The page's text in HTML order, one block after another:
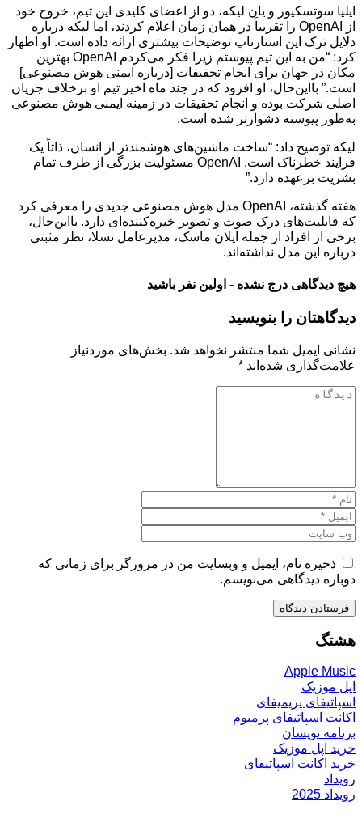
ایلیا سوتسکیور و یان لیکه، دو از اعضای کلیدی این تیم، خروج خود
از OpenAI را تقریباً در همان زمان اعلام کردند، اما لیکه درباره
دلایل ترک این استارتاپ توضیحات بیشتری ارائه داده است. او اظهار
کرد: “من به این تیم پیوستم زیرا فکر می‌کردم OpenAI بهترین
مکان در جهان برای انجام تحقیقات [درباره ایمنی هوش مصنوعی]
است.” بااین‌حال، او افزود که در چند ماه اخیر تیم او برخلاف جریان
اصلی شرکت بوده و انجام تحقیقات در زمینه ایمنی هوش مصنوعی
به‌طور پیوسته دشوارتر شده است.
لیکه توضیح داد: “ساخت ماشین‌های هوشمندتر از انسان، ذاتاً یک
فرایند خطرناک است. OpenAI مسئولیت بزرگی از طرف تمام
بشریت برعهده دارد.”
هفته گذشته، OpenAI مدل هوش مصنوعی جدیدی را معرفی کرد
که قابلیت‌های درک صوت و تصویر خیره‌کننده‌ای دارد. بااین‌حال،
برخی از افراد از جمله ایلان ماسک، مدیرعامل تسلا، نظر مثبتی
درباره این مدل نداشته‌اند.
هیچ دیدگاهی درج نشده - اولین نفر باشید
دیدگاهتان را بنویسید
نشانی ایمیل شما منتشر نخواهد شد. بخش‌های موردنیاز
علامت‌گذاری شده‌اند *
ذخیره نام، ایمیل و وبسایت من در مرورگر برای زمانی که
دوباره دیدگاهی می‌نویسم.
هشتگ
Apple Music
اپل موزیک
اسپاتیفای پریمیفای
اکانت اسپاتیفای پرمیوم
برنامه نویسان
خرید اپل موزیک
خرید اکانت اسپاتیفای
رویداد
رویداد 2025